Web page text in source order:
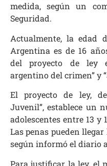
medida, según un
Seguridad.
Actualmente, la edad
Argentina es de 16
del proyecto de ley
argentino del crimen” y
El proyecto de ley,
Juvenil”, establece un
adolescentes entre 13 y
Las penas pueden
según informó el diario
Para justificar la ley, el